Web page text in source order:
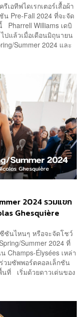
เอทีฟไดเรกเตอร์เสื้อผ้า
น Pre-Fall 2024 ที่จะจัด
Williams เดบิ
ปแล้วเมื่อเดือนมิถุนายน
Summer 2024 และ
2024 รวมแขก
Ghesquière
ซันไหนๆ หรือจะจัดโชว์
Summer 2024 ที่
Champs-Élysées เหล่า
วมซัพพอร์ตคอลเล็กชัน
นที่ เริ่มด้วยดาวเด่นของ